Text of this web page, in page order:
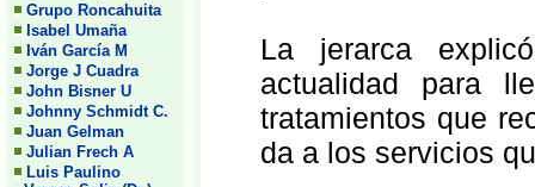
Grupo Roncahuita
Isabel Umaña
Iván García M
Jorge J Cuadra
John Bisner U
Johnny Schmidt C.
Juan Gelman
Julian Frech A
Luis Paulino
La jerarca
actualidad para
tratamientos que
da a los servicios